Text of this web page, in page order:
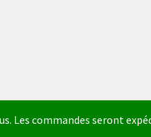
Les commandes seront